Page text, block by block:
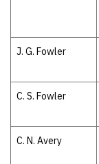
J. G. Fowler
C. S. Fowler
C. N. Avery